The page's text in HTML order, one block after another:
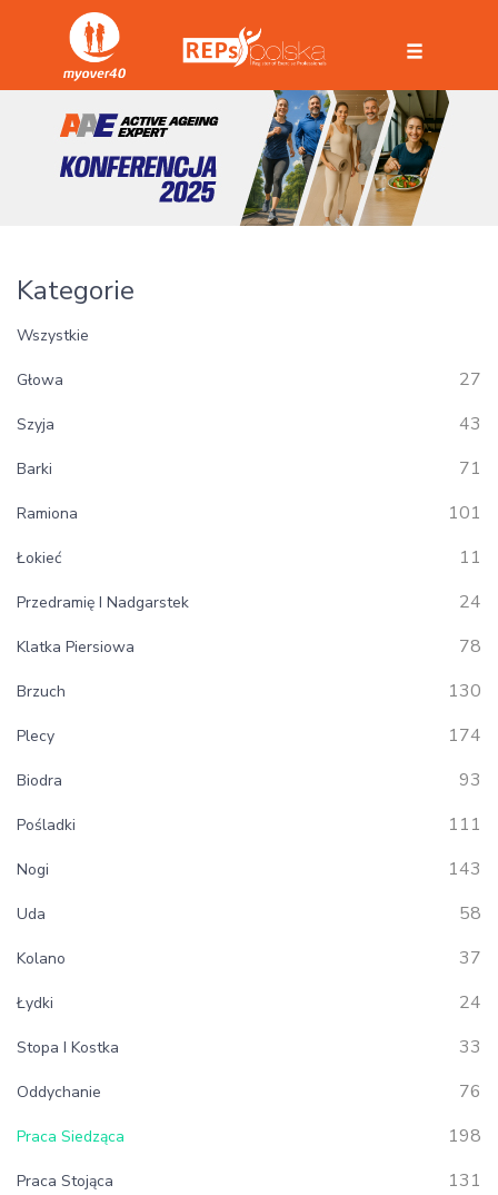
Kategorie
Wszystkie
Głowa 27
Szyja 43
Barki 71
Ramiona 101
Łokieć 11
Przedramię I Nadgarstek 24
Klatka Piersiowa 78
Brzuch 130
Plecy 174
Biodra 93
Pośladki 111
Nogi 143
Uda 58
Kolano 37
Łydki 24
Stopa I Kostka 33
Oddychanie 76
Praca Siedząca 198
Praca Stojąca 131